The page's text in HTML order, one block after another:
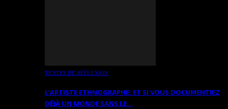
TEXTES DE RÉFLEXION
L’ARTISTE ETHNOGRAPHE: ET SI VOUS DOCUMENTIEZ
DÉJÀ UN MONDE SANS LE…